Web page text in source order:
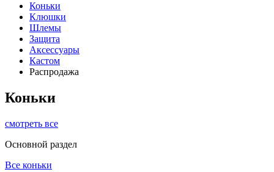
Коньки
Клюшки
Шлемы
Защита
Аксессуары
Кастом
Распродажа
Коньки
смотреть все
Основной раздел
Все коньки